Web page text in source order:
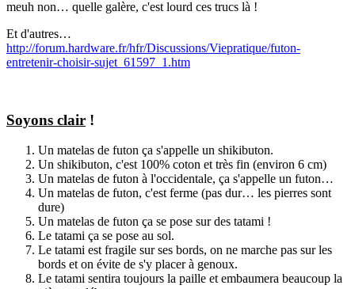
meuh non… quelle galère, c'est lourd ces trucs là !
Et d'autres…
http://forum.hardware.fr/hfr/Discussions/Viepratique/futon-
entretenir-choisir-sujet_61597_1.htm
Soyons clair !
Un matelas de futon ça s'appelle un shikibuton.
Un shikibuton, c'est 100% coton et très fin (environ 6 cm)
Un matelas de futon à l'occidentale, ça s'appelle un futon…
Un matelas de futon, c'est ferme (pas dur… les pierres sont
dure)
Un matelas de futon ça se pose sur des tatami !
Le tatami ça se pose au sol.
Le tatami est fragile sur ses bords, on ne marche pas sur les
bords et on évite de s'y placer à genoux.
Le tatami sentira toujours la paille et embaumera beaucoup la